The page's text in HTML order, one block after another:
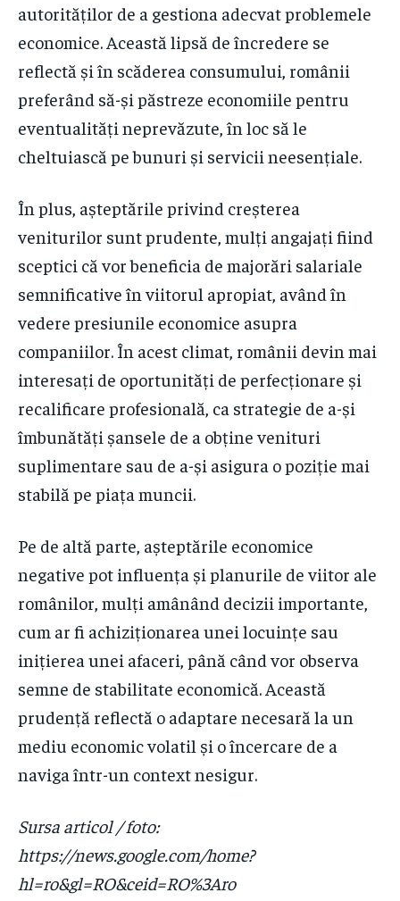
autorităților de a gestiona adecvat problemele
economice. Această lipsă de încredere se
reflectă și în scăderea consumului, românii
preferând să-și păstreze economiile pentru
eventualități neprevăzute, în loc să le
cheltuiască pe bunuri și servicii neesențiale.
În plus, așteptările privind creșterea
veniturilor sunt prudente, mulți angajați fiind
sceptici că vor beneficia de majorări salariale
semnificative în viitorul apropiat, având în
vedere presiunile economice asupra
companiilor. În acest climat, românii devin mai
interesați de oportunități de perfecționare și
recalificare profesională, ca strategie de a-și
îmbunătăți șansele de a obține venituri
suplimentare sau de a-și asigura o poziție mai
stabilă pe piața muncii.
Pe de altă parte, așteptările economice
negative pot influența și planurile de viitor ale
românilor, mulți amânând decizii importante,
cum ar fi achiziționarea unei locuințe sau
inițierea unei afaceri, până când vor observa
semne de stabilitate economică. Această
prudență reflectă o adaptare necesară la un
mediu economic volatil și o încercare de a
naviga într-un context nesigur.
Sursa articol / foto:
https://news.google.com/home?
hl=ro&gl=RO&ceid=RO%3Aro